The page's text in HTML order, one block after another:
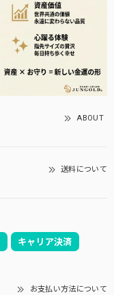
ABOUT
送料について
キャリア決済
お支払い方法について